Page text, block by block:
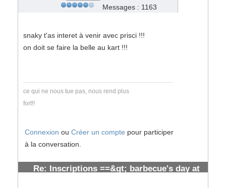
Messages : 1163
snaky t'as interet à venir avec prisci !!!
on doit se faire la belle au kart !!!
ce qui ne nous tue pas, nous rend plus
fort!!
Connexion ou Créer un compte pour participer
à la conversation.
Re: Inscriptions ==&gt; barbecue's day at